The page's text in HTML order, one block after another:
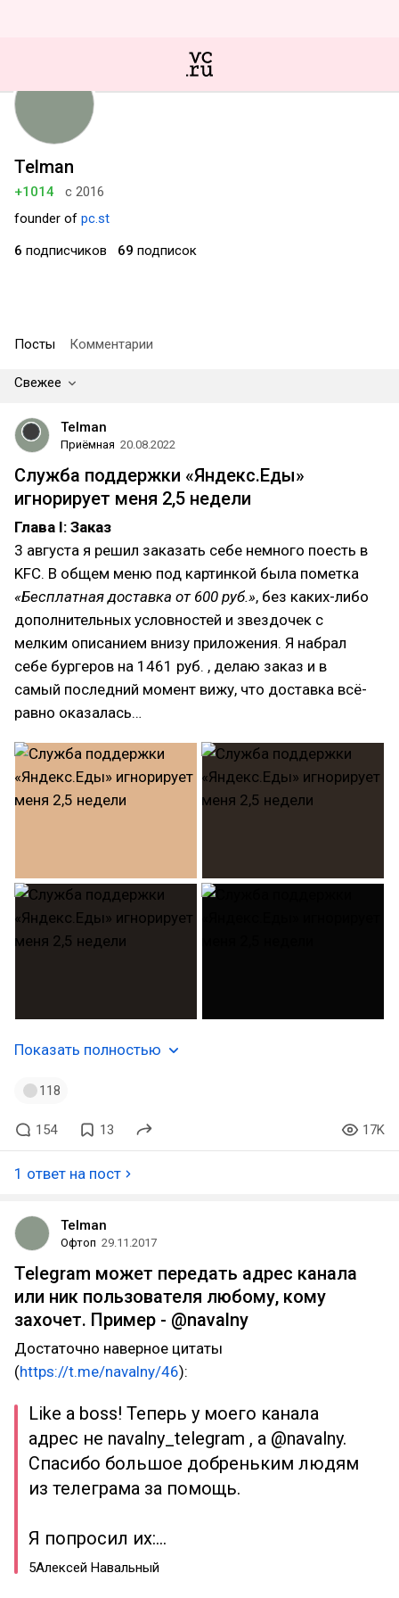
Telman
+1014
с 2016
founder of pc.st
6 подписчиков 69 подписок
Посты Комментарии
Свежее
Telman
Приёмная 20.08.2022
Служба поддержки «Яндекс.Еды»
игнорирует меня 2,5 недели
Глава I: Заказ
3 августа я решил заказать себе немного поесть в
KFC. В общем меню под картинкой была пометка
«Бесплатная доставка от 600 руб.», без каких-либо
дополнительных условностей и звездочек с
мелким описанием внизу приложения. Я набрал
себе бургеров на 1461 руб. , делаю заказ и в
самый последний момент вижу, что доставка всё-
равно оказалась…
Показать полностью
118
154 13 17K
1 ответ на пост
Telman
Офтоп 29.11.2017
Telegram может передать адрес канала
или ник пользователя любому, кому
захочет. Пример - @navalny
Достаточно наверное цитаты
(https://t.me/navalny/46):
Like a boss! Теперь у моего канала
адрес не navalny_telegram , а @navalny.
Спасибо большое добреньким людям
из телеграма за помощь.
Я попросил их:…
5Алексей Навальный